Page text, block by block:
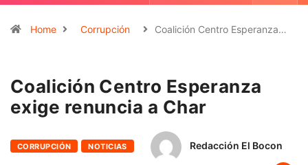
Home Corrupción Coalición Centro Esperanza…
Coalición Centro Esperanza
exige renuncia a Char
CORRUPCIÓN NOTICIAS Redacción El Bocon